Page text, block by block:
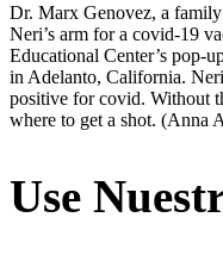
Dr. Marx Genovez, a
Neri’s arm for a covid-19
Educational Center’s pop-
in Adelanto, California.
positive for covid. Without
where to get a shot. (Anna
Use